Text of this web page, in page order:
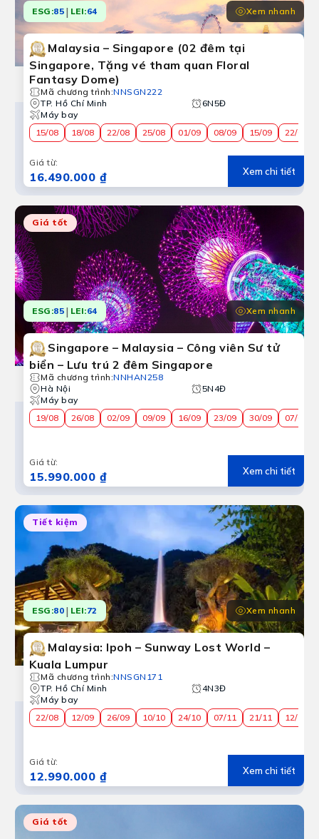
ESG:85 | LEI:64 Xem nhanh
Malaysia – Singapore (02 đêm tại
Singapore, Tặng vé tham quan Floral
Fantasy Dome)
Mã chương trình:NNSGN222
TP. Hồ Chí Minh
6N5Đ
Máy bay
15/08
18/08 22/08 25/08 01/09 08/09 15/09 22/09
Giá từ:
16.490.000 ₫ Xem chi tiết
Giá tốt
ESG:85 | LEI:64 Xem nhanh
Singapore – Malaysia – Công viên Sư tử
biển – Lưu trú 2 đêm Singapore
Mã chương trình:NNHAN258
Hà Nội
5N4Đ
Máy bay
19/08
26/08 02/09 09/09 16/09 23/09 30/09 07/02
Giá từ:
15.990.000 ₫ Xem chi tiết
Tiết kiệm
ESG:80 | LEI:72 Xem nhanh
Malaysia: Ipoh – Sunway Lost World –
Kuala Lumpur
Mã chương trình:NNSGN171
TP. Hồ Chí Minh
4N3Đ
Máy bay
22/08
12/09 26/09 10/10 24/10 07/11 21/11 12/12
Giá từ:
12.990.000 ₫ Xem chi tiết
Giá tốt